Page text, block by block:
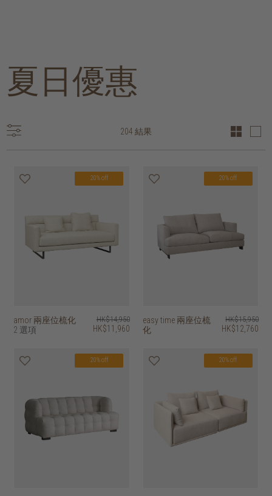
夏日優惠
204 結果
20% off
amor 兩座位梳化
2 選項
HK$14,950
HK$11,960
20% off
easy time 兩座位梳
化
HK$15,950
HK$12,760
20% off 20% off